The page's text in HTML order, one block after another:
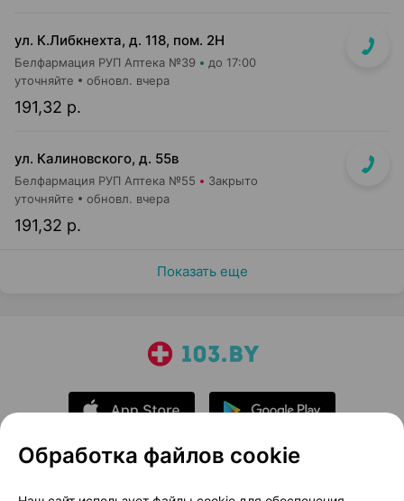
ул. К.Либкнехта, д. 118, пом. 2Н
Белфармация РУП Аптека №39 до 17:00
191,32 р.
уточняйте обновл. вчера
ул. Калиновского, д. 55в
Белфармация РУП Аптека №55 Закрыто
191,32 р.
уточняйте обновл. вчера
Показать еще
Обработка файлов cookie